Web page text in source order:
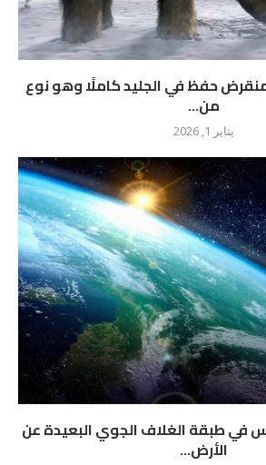
حفظ في الجليد كاملًا وهو نوع
من...
يناير 1, 2026
في طبقة الغلاف الجوي البعيدة عن
الأرض...